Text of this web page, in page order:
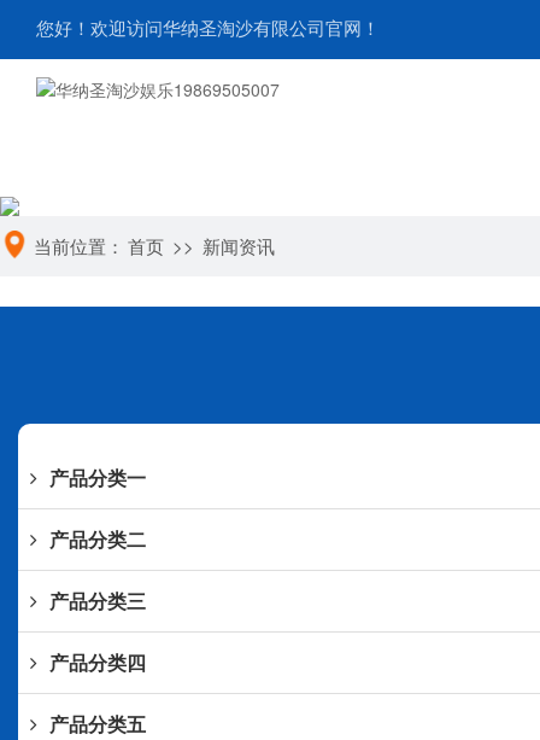
您好！欢迎访问华纳圣淘沙有限公司官网！
当前位置： 首页 >> 新闻资讯
产品分类一
产品分类二
产品分类三
产品分类四
产品分类五